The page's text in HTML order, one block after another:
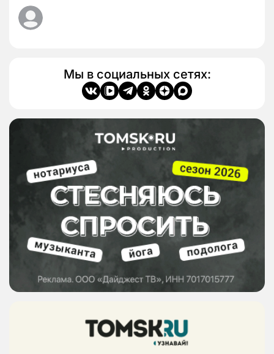
Мы в социальных сетях: